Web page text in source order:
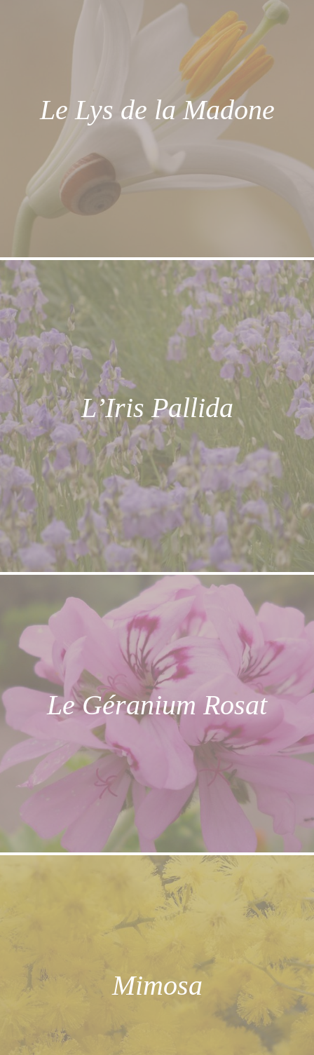
La note de cette fleur est sucrée, sensuelle et
Le Lys de la Madone
Sa note au délicat caractère de violette est
poudrée et légèrement boisée.
L’Iris Pallida
Sa note est citronnée et rose poivré.
Le Géranium Rosat
Mimosa